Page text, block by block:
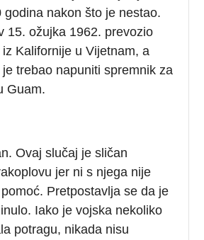
godina nakon što je nestao.
15. ožujka 1962. prevozio
Kalifornije u Vijetnam, a
trebao napuniti spremnik za
Guam.
Ovaj slučaj je sličan
jer ni s njega nije
Pretpostavlja se da je
Iako je vojska nekoliko
potragu, nikada nisu